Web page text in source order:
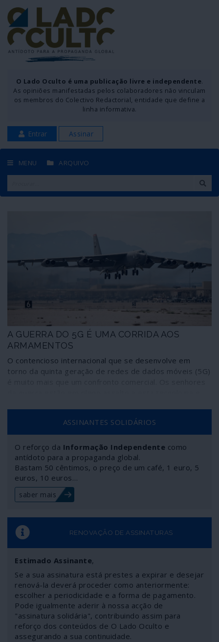
O Lado Oculto é uma publicação livre e independente.
As opiniões manifestadas pelos colaboradores não vinculam
os membros do Colectivo Redactorial, entidade que define a
linha informativa.
Entrar Assinar
MENU ARQUIVO
A GUERRA DO 5G É UMA CORRIDA AOS
ARMAMENTOS
O contencioso internacional que se desenvolve em
torno da quinta geração de redes de dados móveis (5G)
militares de ataque cada vez mais eficazes e letais sem
necessidade de investirem, da sua parte, em vidas
humanas. Os sistemas 5G são fundamentais para a
“guerra inteligente”, novo campo de corrida aos
armamentos daqueles que apenas sabem utilizar a força
para resolver os seus problemas, defender os seus
interesses e intimidar adversários.
ASSINANTES SOLIDÁRIOS
O reforço da Informação Independente como
antídoto para a propaganda global.
Bastam 50 cêntimos, o preço de um café, 1 euro, 5
euros, 10 euros…
saber mais
RENOVAÇÃO DE ASSINATURAS
Estimado Assinante,
Se a sua assinatura está prestes a expirar e desejar
renová-la deverá proceder como anteriormente:
escolher a periodicidade e a forma de pagamento.
Pode igualmente aderir à nossa acção de
"assinatura solidária", contribuindo assim para
reforço dos conteúdos de O Lado Oculto e
assegurando a sua continuidade.